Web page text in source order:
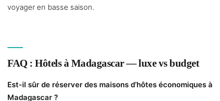
voyager en basse saison.
FAQ : Hôtels à Madagascar — luxe vs budget
Est-il sûr de réserver des maisons d’hôtes économiques à
Madagascar ?